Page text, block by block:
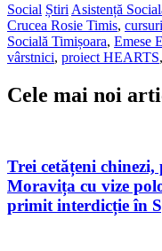
Social Știri Asistență
Crucea Rosie Timis,
Socială Timișoara, Emese
vârstnici, proiect HEARTS,
Cele mai noi
Trei cetățeni
Moravița cu vize
primit interdicție în